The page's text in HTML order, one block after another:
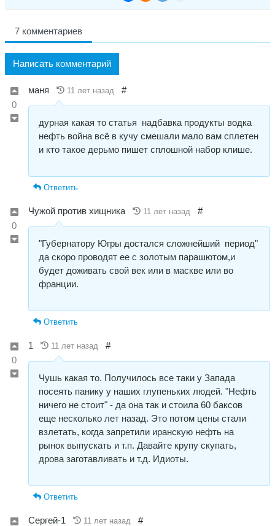
7 комментариев
Написать комментарий
0
маня 11 лет назад #
дурная какая то статья надбавка продукты водка
нефть война всё в кучу смешали мало вам сплетен
и кто такое дерьмо пишет сплошной набор клише.
Ответить
0
Чужой против хищника 11 лет назад #
"Губернатору Югры достался сложнейший период"
да скоро проводят ее с золотым парашютом,и
будет доживать свой век или в маскве или во
франции.
Ответить
0
1 11 лет назад #
Чушь какая то. Получилось все таки у Запада
посеять панику у наших глупеньких людей. "Нефть
ничего не стоит" - да она так и стоила 60 баксов
еще несколько лет назад. Это потом цены стали
взлетать, когда запретили иранскую нефть на
рынок выпускать и т.п. Давайте крупу скупать,
дрова заготавливать и т.д. Идиоты.
Ответить
Сергей-1 11 лет назад #